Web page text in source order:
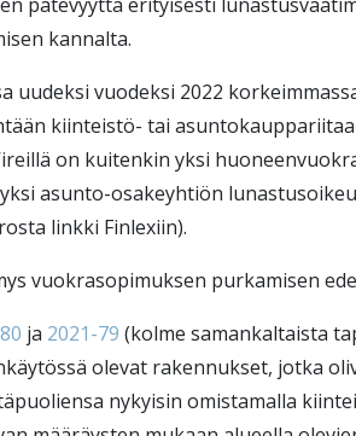
kannalta.
uudeksi vuodeksi 2022
kiinteistö- tai
on kuitenkin yksi
asunto-osakeyhtiön
linkki Finlexiin).
vuokrasopimuksen purkamisen
ja 2021-79 (kolme samankaltaista
olevat rakennukset, jotka
nykyisin omistamalla